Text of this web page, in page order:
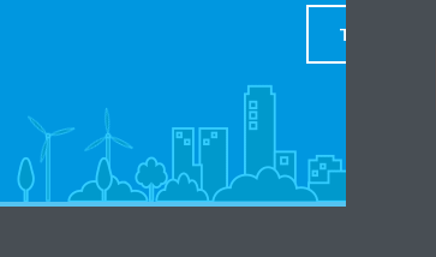
TUKI